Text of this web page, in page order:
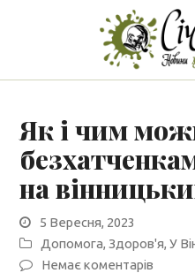
Як і чим
на
5 Вересня, 2023
Допомога,Здоров'я,У
Немає коментарів